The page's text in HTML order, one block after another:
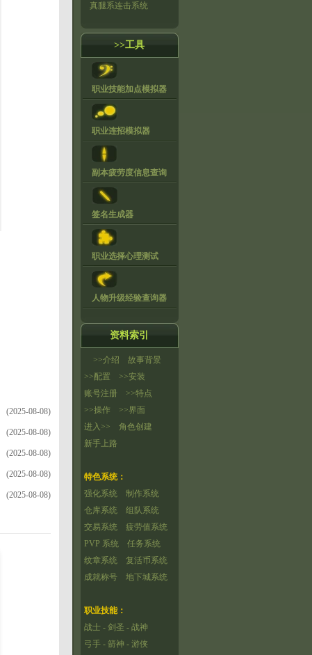
(2025-08-08)
(2025-08-08)
(2025-08-08)
(2025-08-08)
(2025-08-08)
真腿系连击系统
>>工具
职业技能加点模拟器
职业连招模拟器
副本疲劳度信息查询
签名生成器
职业选择心理测试
人物升级经验查询器
资料索引
>>介绍
故事背景
>>配置
>>安装
账号注册
>>特点
>>操作
>>界面
进入>>
角色创建
新手上路
特色系统：
强化系统
制作系统
仓库系统
组队系统
交易系统
疲劳值系统
PVP 系统
任务系统
纹章系统
复活币系统
成就称号
地下城系统
职业技能：
战士- 剑圣 - 战神
弓手- 箭神 - 游侠